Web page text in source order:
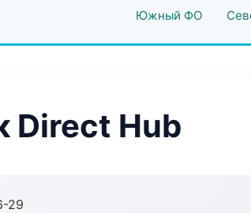
Южный ФО
Direct Hub
29